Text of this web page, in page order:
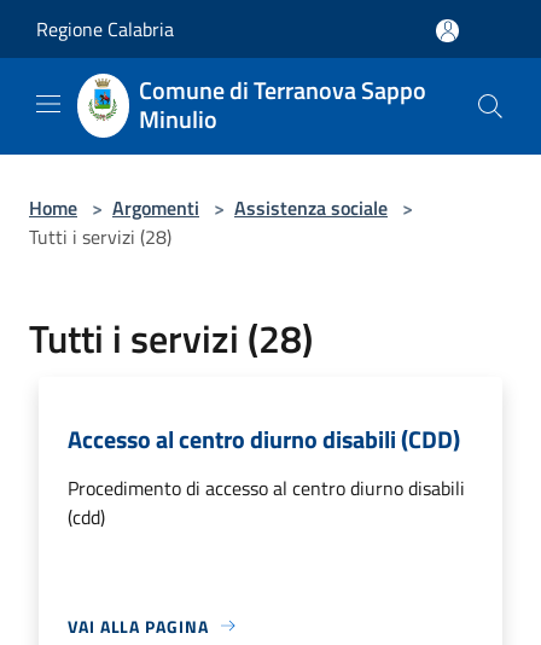
Regione Calabria
Comune di Terranova Sappo
Minulio
Home > Argomenti > Assistenza sociale >
Tutti i servizi (28)
Tutti i servizi (28)
Accesso al centro diurno disabili (CDD)
Procedimento di accesso al centro diurno disabili
(cdd)
VAI ALLA PAGINA